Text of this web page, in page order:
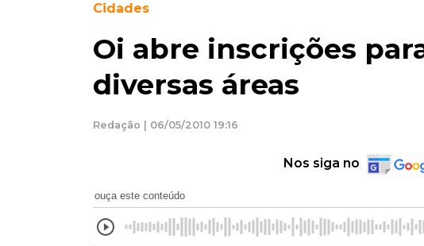
Cidades
Oi abre inscrições
diversas áreas
Redação | 06/05/2010 19:16
Nos siga no
ouça este conteúdo